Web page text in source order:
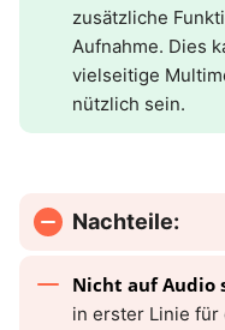
zusätzliche
Aufnahme. Dies
vielseitige
nützlich sein.
Nachteile:
Nicht auf Audio
in erster Linie